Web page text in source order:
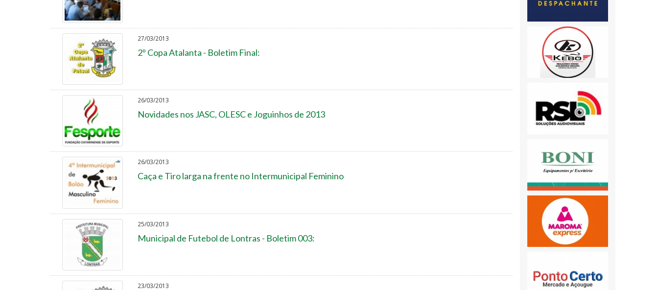
27/03/2013
2º Copa Atalanta - Boletim Final:
26/03/2013
Novidades nos JASC, OLESC e Joguinhos de 2013
26/03/2013
Caça e Tiro larga na frente no Intermunicipal Feminino
25/03/2013
Municipal de Futebol de Lontras - Boletim 003:
23/03/2013